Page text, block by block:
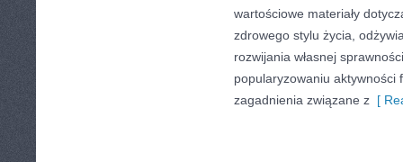
wartościowe materiały
zdrowego stylu życia,
rozwijania własnej
popularyzowaniu aktywności
zagadnienia związane z [